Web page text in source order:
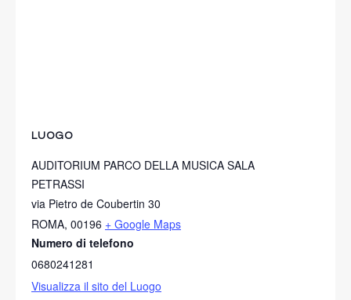
LUOGO
AUDITORIUM PARCO DELLA MUSICA SALA
PETRASSI
via Pietro de Coubertin 30
ROMA, 00196 + Google Maps
Numero di telefono
0680241281
Visualizza il sito del Luogo